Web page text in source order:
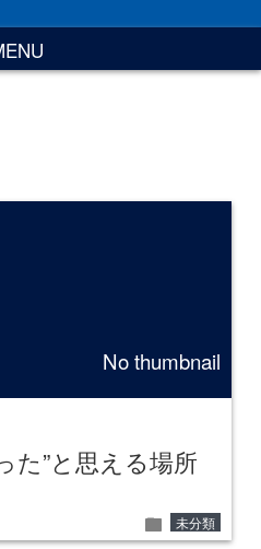
No thumbnail
た”と思える場所
folder 未分類